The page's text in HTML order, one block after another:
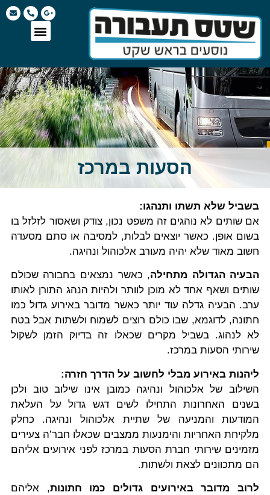
הסעות במרכז
בשביל שלא תשתו ותנהגו:
אם שותים לא נוהגים זה משפט נכון, צודק ושאסור לזלזל בו
בשום אופן. כאשר יוצאים לבלות, למסיבה או סתם מסעדה
חשוב מאוד שלא יהיה מעורב אלכוהול ונהיגה.
הבעיה הגדולה מתחילה, כאשר נמצאים בחבורה שכולם
שותים ושאף אחד לא מוכן לוותר ולהיות הנהג התורן לאותו
ערב. הבעיה גדלה עוד יותר כאשר מדובר באירוע גדול כמו
חתונה, לדוגמא, שבו כולם רוצים לשמוח ולשתות אבל בטח
לא לנהוג. בשביל מקרים שכאלו זה בדיוק הזמן לשקול
שירותי הסעות במרכז.
ליהנות באירוע מבלי לחשוב על הדרך חזרה:
השילוב של אלכוהול ונהיגה כמובן אינו שילוב טוב ולכן
בשנים האחרונות התחילו לשים דגש גדול על העלאת
המודעות והמניעה של שתיית אלכוהול ונהיגה. כחלק
מלקיחת האחריות והימנעות ממצבים שכאלו חבר’ה צעירים
מזמינים שירותי חברת הסעות במרכז לפני אירועים אליהם
הם מתכוונים לצאת ולשתות.
לרוב מדובר באירועים גדולים כמו חתונות, אליהם